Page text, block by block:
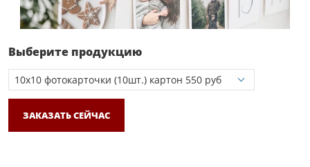
Выберите продукцию
ЗАКАЗАТЬ СЕЙЧАС